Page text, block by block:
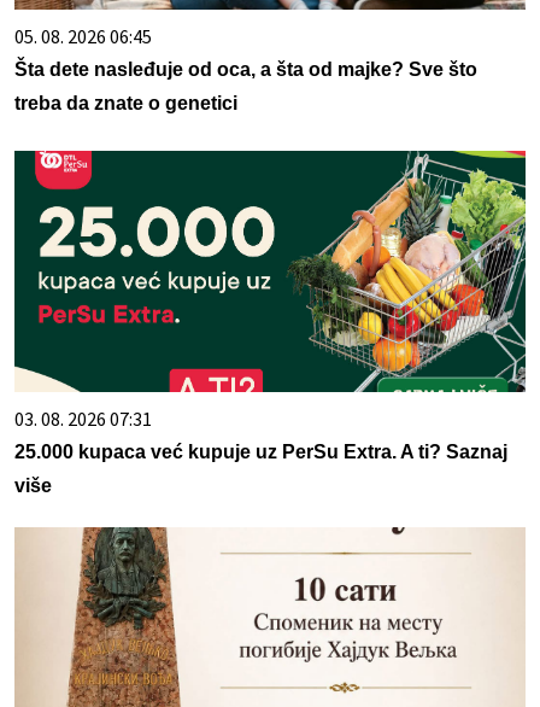
05. 08. 2026 06:45
Šta dete nasleđuje od oca, a šta od majke? Sve što
treba da znate o genetici
03. 08. 2026 07:31
25.000 kupaca već kupuje uz PerSu Extra. A ti? Saznaj
više